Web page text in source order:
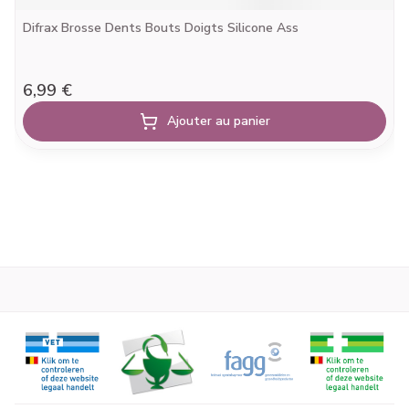
Difrax Brosse Dents Bouts Doigts Silicone Ass
6,99 €
Ajouter au panier